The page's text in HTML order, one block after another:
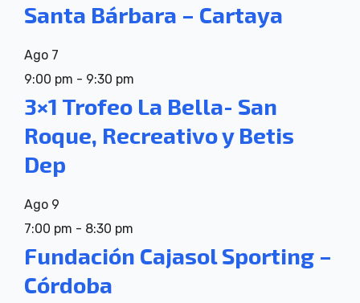
Santa Bárbara – Cartaya
Ago 7
9:00 pm - 9:30 pm
3×1 Trofeo La Bella- San
Roque, Recreativo y Betis
Dep
Ago 9
7:00 pm - 8:30 pm
Fundación Cajasol Sporting –
Córdoba